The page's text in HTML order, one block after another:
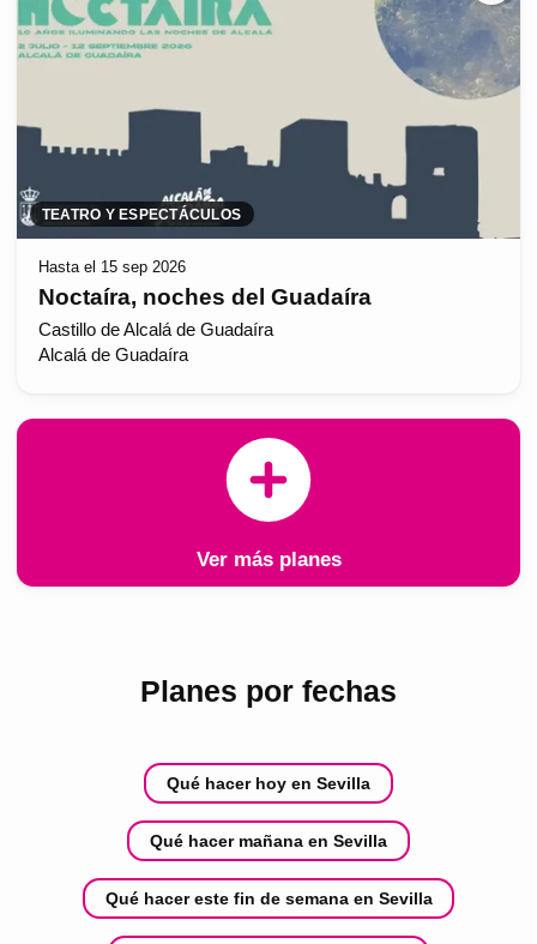
TEATRO Y ESPECTÁCULOS
Hasta el 15 sep 2026
Noctaíra, noches del Guadaíra
Castillo de Alcalá de Guadaíra
Alcalá de Guadaíra
Ver más planes
Planes por fechas
Qué hacer hoy en Sevilla
Qué hacer mañana en Sevilla
Qué hacer este fin de semana en Sevilla